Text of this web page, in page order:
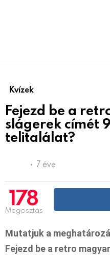
Kvízek
Fejezd be a
slágerek címét
telitalálat?
7 éve
178
Megosztás
Mutatjuk a
Fejezd be a retro